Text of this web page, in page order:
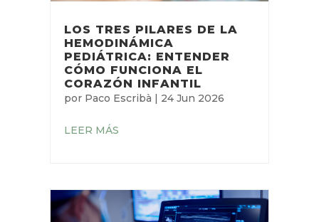
LOS TRES PILARES DE LA
HEMODINÁMICA
PEDIÁTRICA: ENTENDER
CÓMO FUNCIONA EL
CORAZÓN INFANTIL
por Paco Escribà | 24 Jun 2026
LEER MÁS